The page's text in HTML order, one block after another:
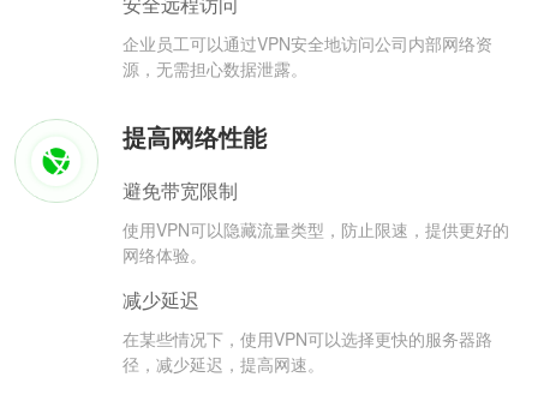
企业员工可以通过VPN安全地访问公司内部网络资
源，无需担心数据泄露。
提高网络性能
避免带宽限制
使用VPN可以隐藏流量类型，防止限速，提供更好的
网络体验。
减少延迟
在某些情况下，使用VPN可以选择更快的服务器路
径，减少延迟，提高网速。